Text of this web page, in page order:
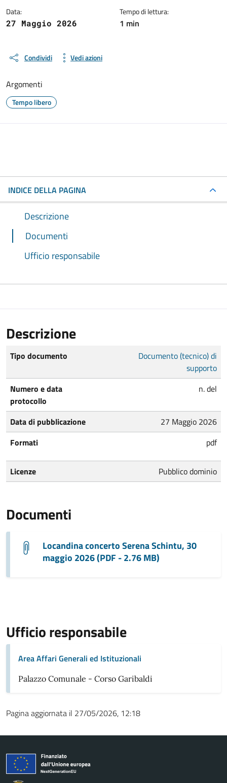
Data:
27 Maggio 2026
Tempo di lettura:
1 min
Condividi Vedi azioni
Argomenti
Tempo libero
INDICE DELLA PAGINA
Descrizione
Documenti
Ufficio responsabile
Descrizione
Tipo documento
Documento (tecnico) di
supporto
Numero e data
protocollo
n. del
Data di pubblicazione
27 Maggio 2026
Formati
pdf
Licenze Pubblico dominio
Documenti
Locandina concerto Serena Schintu, 30
maggio 2026 (PDF - 2.76 MB)
Ufficio responsabile
Area Affari Generali ed Istituzionali
Palazzo Comunale - Corso Garibaldi
Pagina aggiornata il 27/05/2026, 12:18